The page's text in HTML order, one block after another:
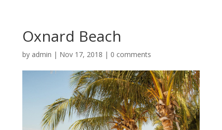
Oxnard Beach
by admin | Nov 17, 2018 | 0 comments